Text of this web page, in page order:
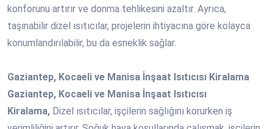
konforunu artırır ve donma tehlikesini azaltır. Ayrıca,
taşınabilir dizel ısıtıcılar, projelerin ihtiyacına göre kolayca
konumlandırılabilir, bu da esneklik sağlar.
Gaziantep, Kocaeli ve Manisa İnşaat Isıtıcısı Kiralama
Gaziantep, Kocaeli ve Manisa İnşaat Isıtıcısı
Kiralama, Dizel ısıtıcılar, işçilerin sağlığını korurken iş